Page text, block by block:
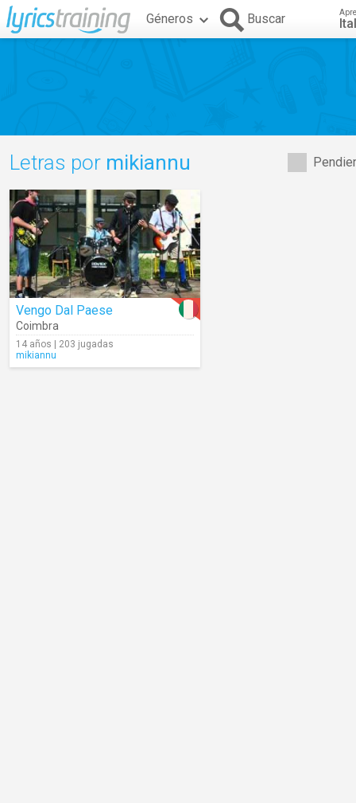
Géneros Buscar
Letras por mikiannu
Vengo Dal Paese
Coimbra
14 años | 203 jugadas
mikiannu